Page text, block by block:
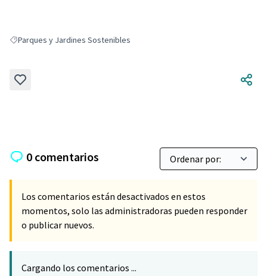
Resultados al filtrar por: Parques y Jardines Sostenibles
Parques y Jardines Sostenibles
0 comentarios
Los comentarios están desactivados en estos
momentos, solo las administradoras pueden responder
o publicar nuevos.
Cargando los comentarios ...